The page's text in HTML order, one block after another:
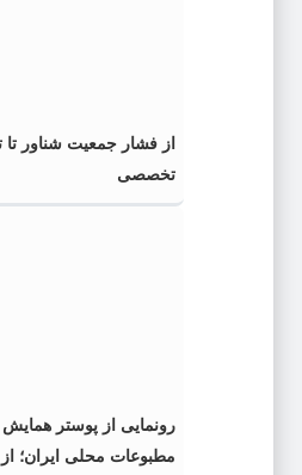
از فشار جمعیت شناور
تخصصی
رونمایی از پوستر همایش
مطبوعات محلی ایران؛ از